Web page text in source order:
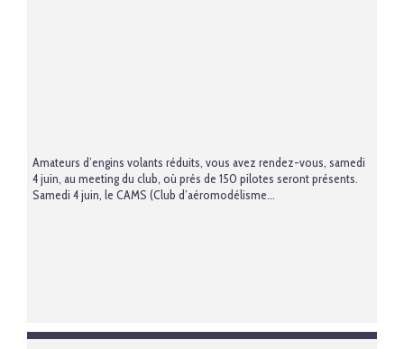
Amateurs d’engins volants réduits, vous avez rendez-vous, samedi
4 juin, au meeting du club, où près de 150 pilotes seront présents.
Samedi 4 juin, le CAMS (Club d’aéromodélisme...